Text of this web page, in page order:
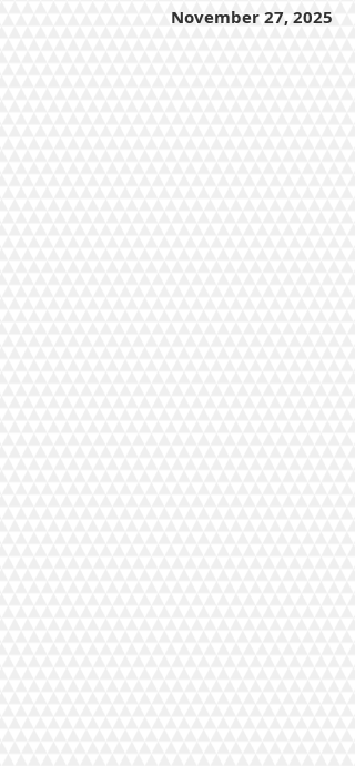
November 27, 2025